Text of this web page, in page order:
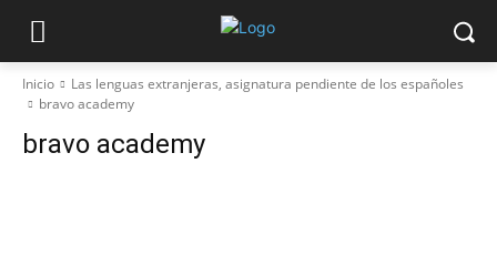
Inicio
Las lenguas extranjeras, asignatura pendiente de los españoles
bravo academy
bravo academy